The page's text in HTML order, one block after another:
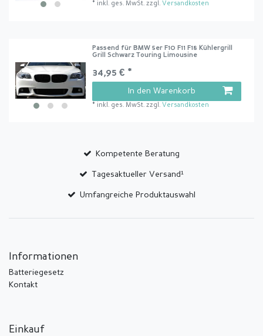
* inkl. ges. MwSt. zzgl. Versandkosten
Passend für BMW 5er F10 F11 F18 Kühlergrill
Grill Schwarz Touring Limousine
34,95 € *
In den Warenkorb
* inkl. ges. MwSt. zzgl. Versandkosten
Kompetente Beratung
Tagesaktueller Versand¹
Umfangreiche Produktauswahl
Informationen
Batteriegesetz
Kontakt
Einkauf